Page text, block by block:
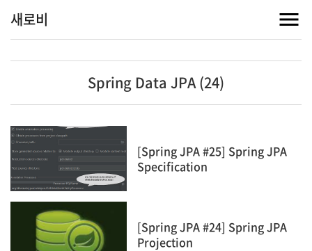
새로비
Spring Data JPA (24)
[Spring JPA #25] Spring JPA
Specification
[Spring JPA #24] Spring JPA
Projection